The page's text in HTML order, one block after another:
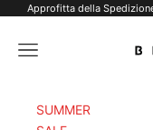
Vai al contenuto
Approfitta della
Menù
SUMMER